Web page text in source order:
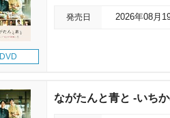
DVD
発売日 2026年08月
ながたんと青と -いち